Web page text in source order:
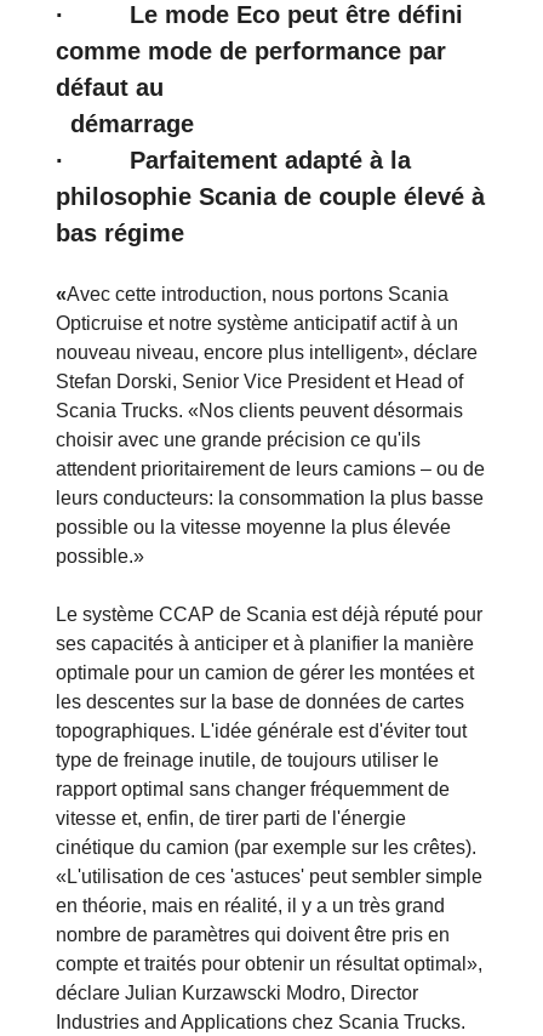
· Le mode Eco peut être défini
comme mode de performance par
défaut au
démarrage
· Parfaitement adapté à la
philosophie Scania de couple élevé à
bas régime
«Avec cette introduction, nous portons Scania
Opticruise et notre système anticipatif actif à un
nouveau niveau, encore plus intelligent», déclare
Stefan Dorski, Senior Vice President et Head of
Scania Trucks. «Nos clients peuvent désormais
choisir avec une grande précision ce qu'ils
attendent prioritairement de leurs camions – ou de
leurs conducteurs: la consommation la plus basse
possible ou la vitesse moyenne la plus élevée
possible.»
Le système CCAP de Scania est déjà réputé pour
ses capacités à anticiper et à planifier la manière
optimale pour un camion de gérer les montées et
les descentes sur la base de données de cartes
topographiques. L'idée générale est d'éviter tout
type de freinage inutile, de toujours utiliser le
rapport optimal sans changer fréquemment de
vitesse et, enfin, de tirer parti de l'énergie
cinétique du camion (par exemple sur les crêtes).
«L'utilisation de ces 'astuces' peut sembler simple
en théorie, mais en réalité, il y a un très grand
nombre de paramètres qui doivent être pris en
compte et traités pour obtenir un résultat optimal»,
déclare Julian Kurzawscki Modro, Director
Industries and Applications chez Scania Trucks.